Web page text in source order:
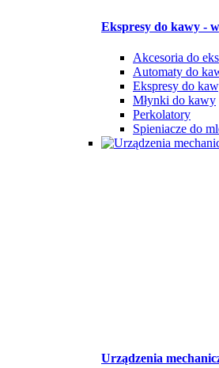
Ekspresy do kawy -
Akcesoria do
Automaty do
Ekspresy do
Młynki do kawy
Perkolatory
Spieniacze do
Urządzenia